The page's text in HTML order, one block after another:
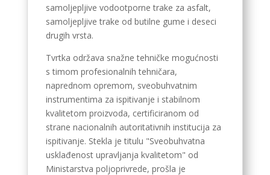
samoljepljive vodootporne trake za asfalt,
samoljepljive trake od butilne gume i deseci
drugih vrsta.
Tvrtka održava snažne tehničke mogućnosti
s timom profesionalnih tehničara,
naprednom opremom, sveobuhvatnim
instrumentima za ispitivanje i stabilnom
kvalitetom proizvoda, certificiranom od
strane nacionalnih autoritativnih institucija za
ispitivanje. Stekla je titulu "Sveobuhvatna
usklađenost upravljanja kvalitetom" od
Ministarstva poljoprivrede, prošla je
German (Switzerland)
Malay
Malayalam
Hungarian
Azerbaijani
Catalan
Cebuano